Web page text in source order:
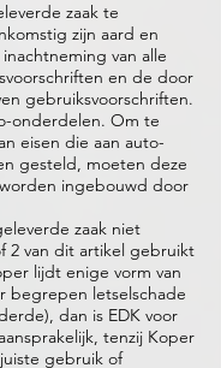
zaak te
zijn aard en
van alle
en de door
gebruiksvoorschriften.
onderdelen. Om te
eisen die aan auto-
gesteld, moeten deze
ingebouwd door
zaak niet
2 van dit artikel gebruikt
lijdt enige vorm van
begrepen letselschade
dan is EDK voor
tenzij Koper
gebruik of